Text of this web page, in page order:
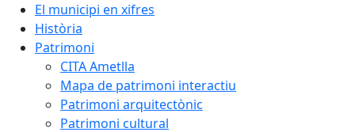
El municipi en xifres
Història
Patrimoni
CITA Ametlla
Mapa de patrimoni interactiu
Patrimoni arquitectònic
Patrimoni cultural